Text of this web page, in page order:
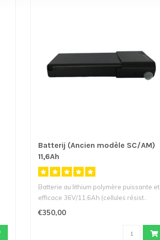
Batterij (Ancien modèle SC/AM)
11,6Ah
Batterie au lithium polymère puissante et
efficace 36V/11,6Ah (cellules résist..
€350,00